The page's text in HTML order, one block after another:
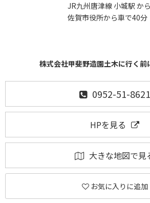
JR九州唐津線 小城駅 か
佐賀市役所から車で40分
株式会社甲斐野造園土木に行く前
0952-51-8621
HPを見る
大きな地図で見
お気に入りに追加